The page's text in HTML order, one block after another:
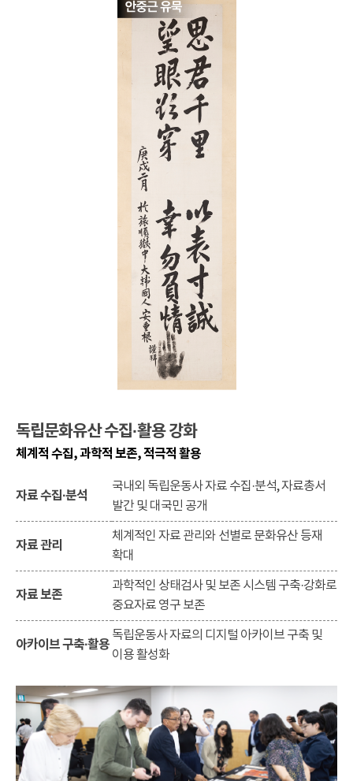
독립문화유산 수집·활용 강화
체계적 수집, 과학적 보존, 적극적 활용
자료 수집·분석
국내외 독립운동사 자료 수집·분석, 자료총서
발간 및 대국민 공개
자료 관리
체계적인 자료 관리와 선별로 문화유산 등재
확대
자료 보존
과학적인 상태검사 및 보존 시스템 구축·강화로
중요자료 영구 보존
아카이브 구축·활용
독립운동사 자료의 디지털 아카이브 구축 및
이용 활성화